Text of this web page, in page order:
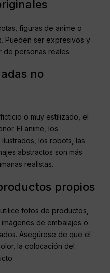
figuras de anime o
Pueden ser expresivos y
de personas reales.
no
o muy estilizado, el
El anime, los
los robots, las
abstractos son más
realistas.
propios
fotos de productos,
de embalajes o
Asegúrese de que el
la colocación del